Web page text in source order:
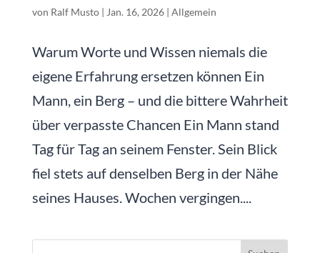
von Ralf Musto| Jan. 16, 2026| Allgemein
Warum Worte und Wissen niemals die
eigene Erfahrung ersetzen können Ein
Mann, ein Berg – und die bittere Wahrheit
über verpasste Chancen Ein Mann stand
Tag für Tag an seinem Fenster. Sein Blick
fiel stets auf denselben Berg in der Nähe
seines Hauses. Wochen vergingen....